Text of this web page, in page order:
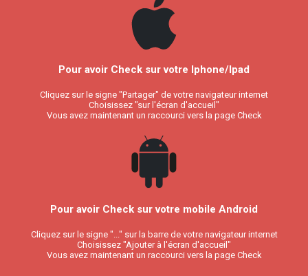
Pour avoir Check sur votre Iphone/Ipad
Cliquez sur le signe "Partager" de votre navigateur internet
Choisissez "sur l'écran d'accueil"
Vous avez maintenant un raccourci vers la page Check
Pour avoir Check sur votre mobile Android
Cliquez sur le signe "..." sur la barre de votre navigateur internet
Choisissez "Ajouter à l'écran d'accueil"
Vous avez maintenant un raccourci vers la page Check